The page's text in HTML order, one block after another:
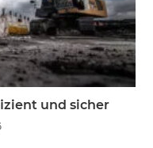
und sicher